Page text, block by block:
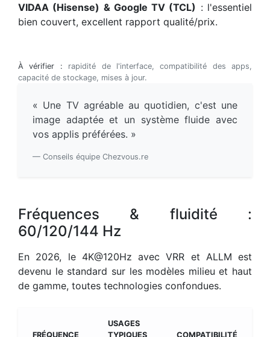
VIDAA (Hisense) & Google TV (TCL) : l'essentiel
bien couvert, excellent rapport qualité/prix.
À vérifier : rapidité de l'interface, compatibilité des apps,
capacité de stockage, mises à jour.
« Une TV agréable au quotidien, c'est une
image adaptée et un système fluide avec
vos applis préférées. »
— Conseils équipe Chezvous.re
Fréquences & fluidité :
60/120/144 Hz
En 2026, le 4K@120Hz avec VRR et ALLM est
devenu le standard sur les modèles milieu et haut
de gamme, toutes technologies confondues.
FRÉQUENCE
USAGES
TYPIQUES
COMPATIBILITÉ